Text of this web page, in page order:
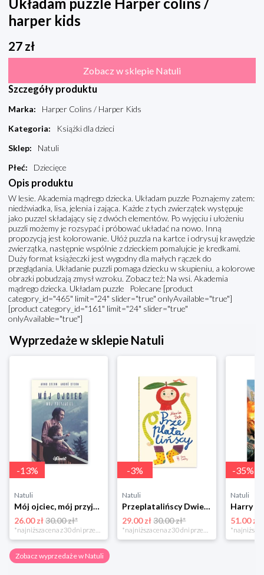
harper kids
27 zł
Zobacz w sklepie Natuli
Szczegóły produktu
Marka:
Harper Colins / Harper Kids
Kategoria:
Książki dla dzieci
Sklep:
Natuli
Płeć: Dziecięce
Opis produktu
W lesie. Akademia mądrego dziecka. Układam puzzle Poznajemy zatem:
niedźwiadka, lisa, jelenia i zająca. Każde z tych zwierzątek występuje
jako puzzel składający się z dwóch elementów. Po wyjęciu i ułożeniu
puzzli możemy je rozsypać i próbować układać na nowo. Inną
propozycją jest kolorowanie. Ułóż puzzla na kartce i odrysuj krawędzie
zwierzątka, następnie wspólnie z dzieckiem pomalujcie je kredkami.
Duży format książeczki jest wygodny dla małych rączek do
przeglądania. Układanie puzzli pomaga dziecku w skupieniu, a kolorowe
obrazki pobudzają zmysł wzroku. Zobacz też: Na wsi. Akademia
mądrego dziecka. Układam puzzle Polecane [product
category_id="465" limit="24" slider="true" onlyAvailable="true"]
[product category_id="161" limit="24" slider="true"
onlyAvailable="true"]
Wyprzedaże w sklepie Natuli
-13%
Natuli
Mój ojciec, mój przyjaciel Element
26.00 zł30.00 zł*
*najniższa cena z 30 dni przed obniżką
-3%
Natuli
Przeplatalińscy Dwie siostry
29.00 zł 30.00 zł*
*najniższa cena z 30 dni przed obniżką
-35%
Natuli
51.00 zł
Zobacz wyprzedaże w Natuli